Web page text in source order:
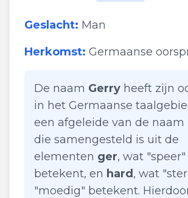
Geslacht: Man
Herkomst: Germaanse
De naam Gerry heeft zijn
in het Germaanse
een afgeleide van de naam
die samengesteld is uit de
elementen ger, wat "speer"
betekent, en hard , wat
"moedig" betekent.